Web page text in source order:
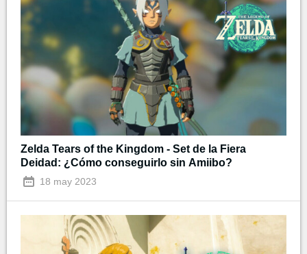
Zelda Tears of the Kingdom - Set de la Fiera
Deidad: ¿Cómo conseguirlo sin Amiibo?
18 may 2023